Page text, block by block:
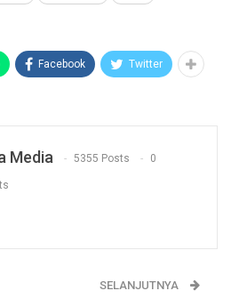
Facebook Twitter
Media 5355 Posts 0
SELANJUTNYA